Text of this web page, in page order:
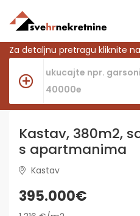
Za detaljnu pretragu kliknite
Kastav, 380m2,
s apartmanima
Kastav
395.000€